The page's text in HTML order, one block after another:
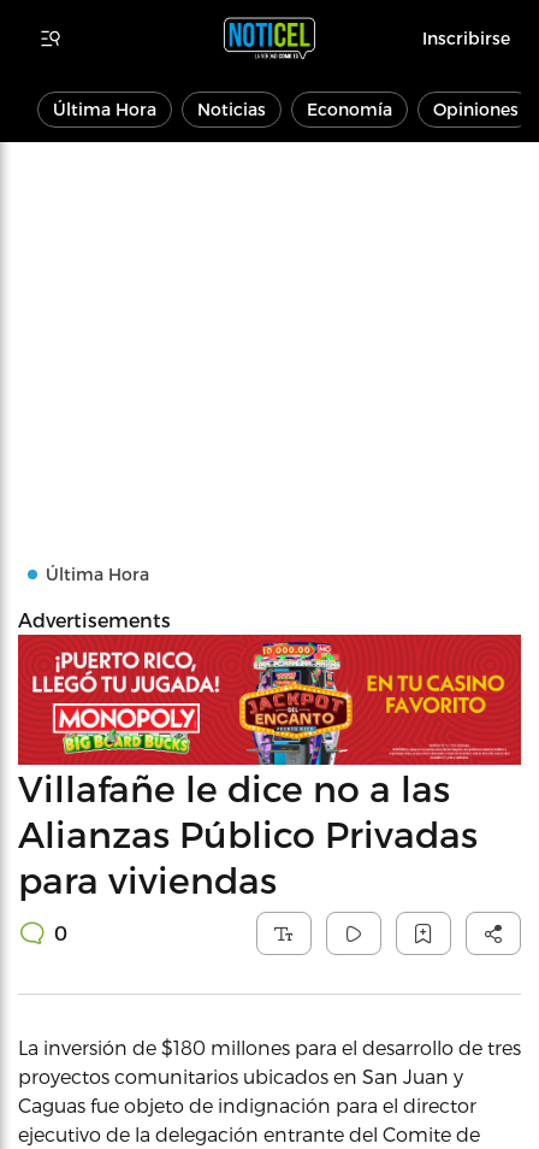
Inscribirse
Última Hora Noticias Economía Opiniones
Última Hora
Advertisements
Villafañe le dice no a las
Alianzas Público Privadas
para viviendas
0
La inversión de $180 millones para el desarrollo de tres
proyectos comunitarios ubicados en San Juan y
Caguas fue objeto de indignación para el director
ejecutivo de la delegación entrante del Comite de